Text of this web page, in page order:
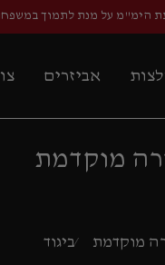
הימ"מ על מנת לתמוך
אביזרים
מוקדמת ⁄ביגוד